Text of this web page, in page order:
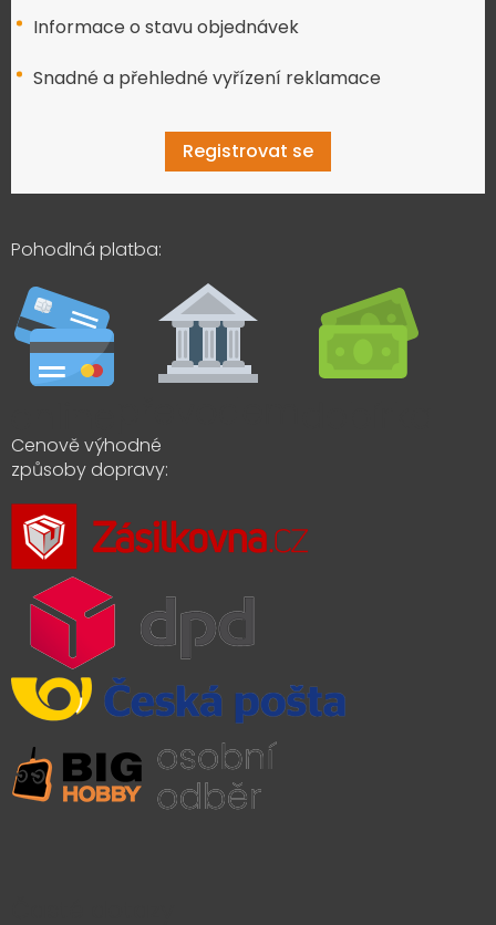
Informace o stavu objednávek
Snadné a přehledné vyřízení reklamace
Registrovat se
Pohodlná platba:
Cenově výhodné
způsoby dopravy: